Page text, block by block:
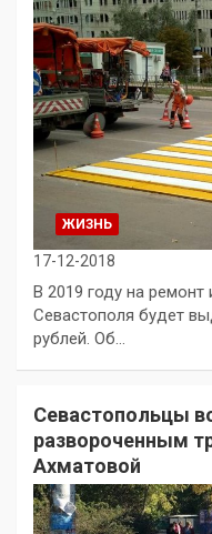
ЖИЗНЬ
17-12-2018
В 2019 году на
Севастополя будет
рублей. Об…
Севастопольцы
развороченным
Ахматовой